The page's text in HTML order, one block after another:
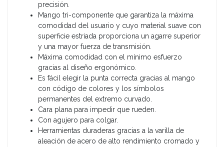
precisión.
Mango tri-componente que garantiza la máxima
comodidad del usuario y cuyo material suave con
superficie estriada proporciona un agarre superior
y una mayor fuerza de transmisión.
Máxima comodidad con el mínimo esfuerzo
gracias al diseño ergonómico.
Es fácil elegir la punta correcta gracias al mango
con código de colores y los símbolos
permanentes del extremo curvado.
Cara plana para impedir que rueden.
Con agujero para colgar.
Herramientas duraderas gracias a la varilla de
aleación de acero de alto rendimiento cromado y